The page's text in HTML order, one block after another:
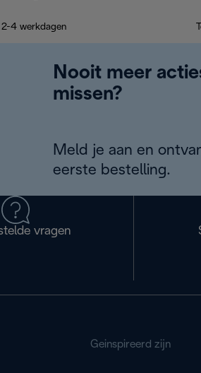
2-4 werkdagen
Nooit meer
missen?
Meld je aan en
eerste bestelling.
vragen
Geinspireerd zijn